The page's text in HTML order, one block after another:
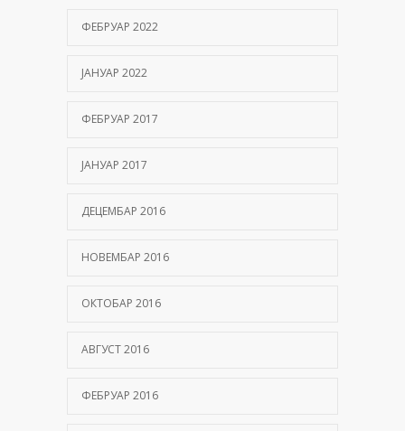
ФЕБРУАР 2022
ЈАНУАР 2022
ФЕБРУАР 2017
ЈАНУАР 2017
ДЕЦЕМБАР 2016
НОВЕМБАР 2016
ОКТОБАР 2016
АВГУСТ 2016
ФЕБРУАР 2016